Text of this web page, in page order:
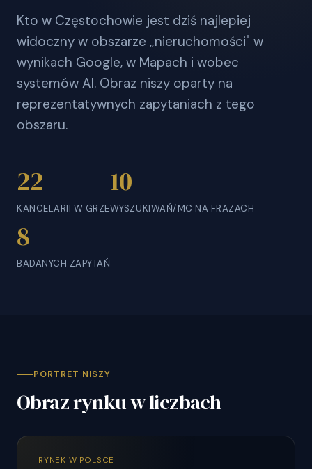
Kto w Częstochowie jest dziś najlepiej
widoczny w obszarze „nieruchomości" w
wynikach Google, w Mapach i wobec
systemów AI. Obraz niszy oparty na
reprezentatywnych zapytaniach z tego
obszaru.
22
KANCELARII W GRZE
10
WYSZUKIWAŃ/MC NA FRAZACH
8
BADANYCH ZAPYTAŃ
PORTRET NISZY
Obraz rynku w liczbach
RYNEK W POLSCE